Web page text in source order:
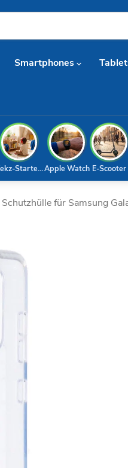
Smartphones
E-Scooter
Apple Watch
Starterset
für Samsung